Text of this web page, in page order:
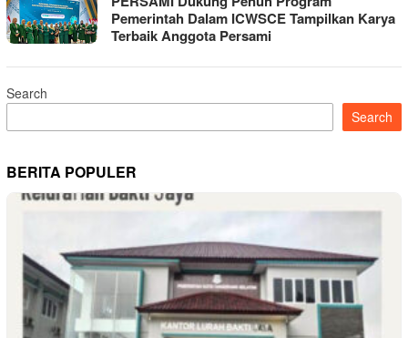
Pemerintah Dalam ICWSCE Tampilkan Karya
Terbaik Anggota Persami
Search
Search
BERITA POPULER